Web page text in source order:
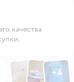
качества
ФотоФотоФото
+4
Открыть